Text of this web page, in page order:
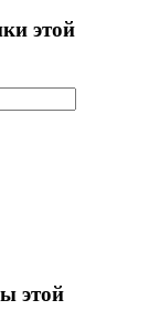
этой
этой